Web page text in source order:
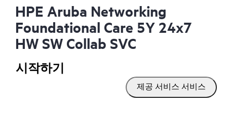
HPE Aruba Networking
Foundational Care 5Y 24x7
HW SW Collab SVC
시작하기
제공 서비스 서비스